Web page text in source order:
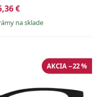
€
na sklade
AKCIA −22 %